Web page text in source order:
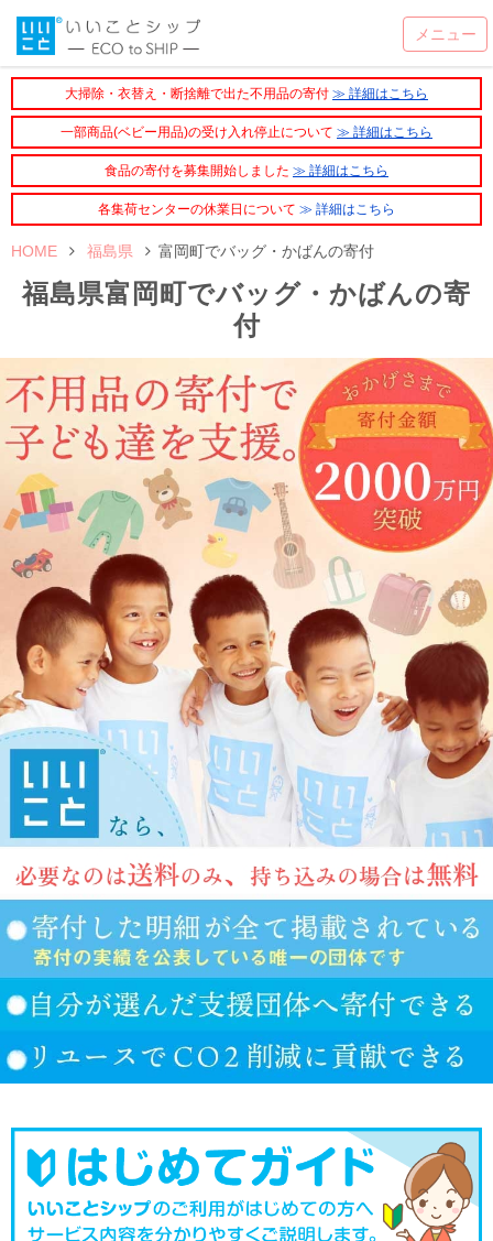
大掃除・衣替え・断捨離で出た不用品の寄付 ≫ 詳細はこちら
一部商品(ベビー用品)の受け入れ停止について ≫ 詳細はこちら
食品の寄付を募集開始しました ≫ 詳細はこちら
各集荷センターの休業日について ≫ 詳細はこちら
HOME 福島県 富岡町でバッグ・かばんの寄付
福島県富岡町でバッグ・かばんの寄
付